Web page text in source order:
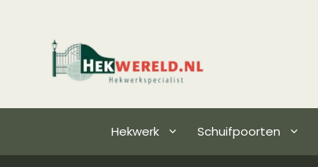
Hekwerk Schuifpoorten